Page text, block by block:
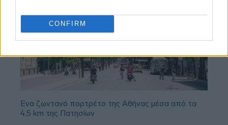
CONFIRM
Ένα ζωντανό πορτρέτο της Αθήνας μέσα από τα
4,5 km της Πατησίων